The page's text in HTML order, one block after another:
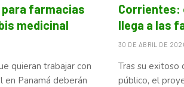
farmacias
medicinal
quieran trabajar con
en Panamá deberán
Corrientes:
llega a las
30 DE ABRIL DE
Tras su exitoso
público, el